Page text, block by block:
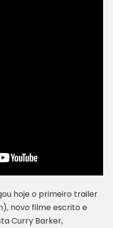
hoje o primeiro trailer
novo filme escrito e
Curry Barker,